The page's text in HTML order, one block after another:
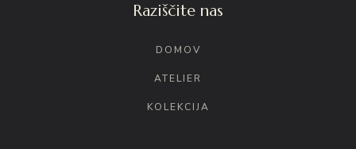
Raziščite nas
DOMOV
ATELIER
KOLEKCIJA